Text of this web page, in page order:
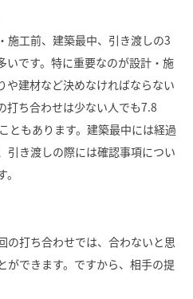
ォーム
産
施工前、建築最中、引き渡しの3
いです。特に重要なのが設計・施
や建材など決めなければならない
打ち合わせは少ない人でも7.8
ともあります。建築最中には経過
引き渡しの際には確認事項につい
の打ち合わせでは、合わないと思
ができます。ですから、相手の提